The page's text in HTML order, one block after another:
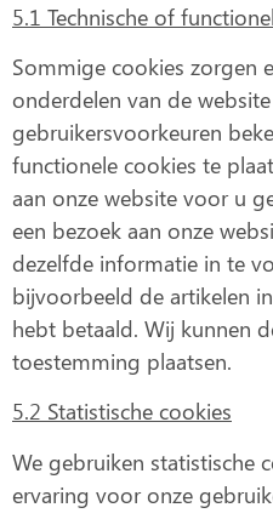
5.1 Technische of
Sommige cookies zorgen
onderdelen van de
gebruikersvoorkeuren
functionele cookies te
aan onze website voor u
een bezoek aan onze
dezelfde informatie in te
bijvoorbeeld de artikelen
hebt betaald. Wij kunnen
toestemming plaatsen.
5.2 Statistische cookies
We gebruiken statistische
ervaring voor onze